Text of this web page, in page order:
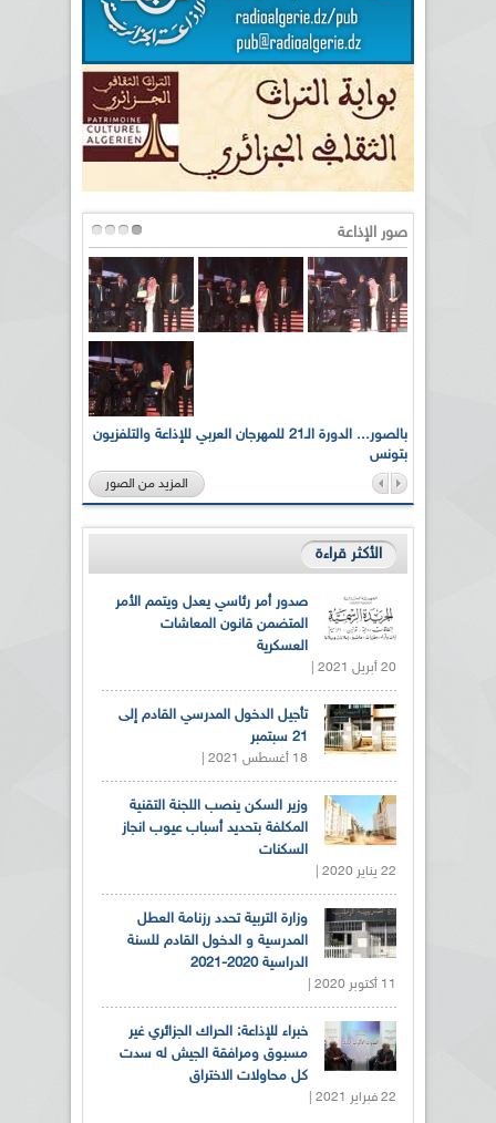
صور الإذاعة
بالصور... الدورة الـ21 للمهرجان العربي للإذاعة والتلفزيون
بتونس
المزيد من الصور
الأكثر قراءة
صدور أمر رئاسي يعدل ويتمم الأمر
المتضمن قانون المعاشات
العسكرية
20 أبريل 2021 |
تأجيل الدخول المدرسي القادم إلى
21 سبتمبر
18 أغسطس 2021 |
وزير السكن ينصب اللجنة التقنية
المكلفة بتحديد أسباب عيوب انجاز
السكنات
22 يناير 2020 |
وزارة التربية تحدد رزنامة العطل
المدرسية و الدخول القادم للسنة
الدراسية 2020-2021
11 أكتوبر 2020 |
خبراء للإذاعة: الحراك الجزائري غير
مسبوق ومرافقة الجيش له سدت
كل محاولات الاختراق
22 فبراير 2021 |